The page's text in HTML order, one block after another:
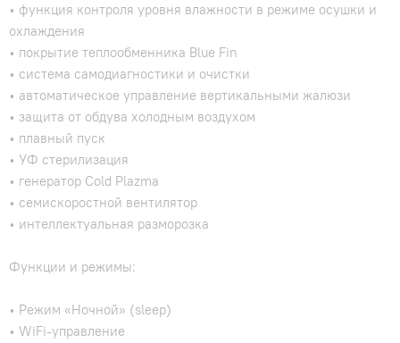
• функция контроля уровня влажности в режиме осушки и
охлаждения
• покрытие теплообменника Blue Fin
• система самодиагностики и очистки
• автоматическое управление вертикальными жалюзи
• защита от обдува холодным воздухом
• плавный пуск
• УФ стерилизация
• генератор Cold Plazma
• семискоростной вентилятор
• интеллектуальная разморозка
Функции и режимы:
• Режим «Ночной» (sleep)
• WiFi-управление